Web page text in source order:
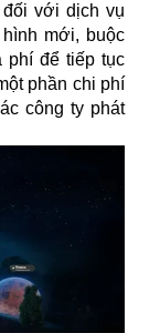
đối với dịch vụ
mới, buộc
phí để tiếp tục
phần chi phí
công ty phát